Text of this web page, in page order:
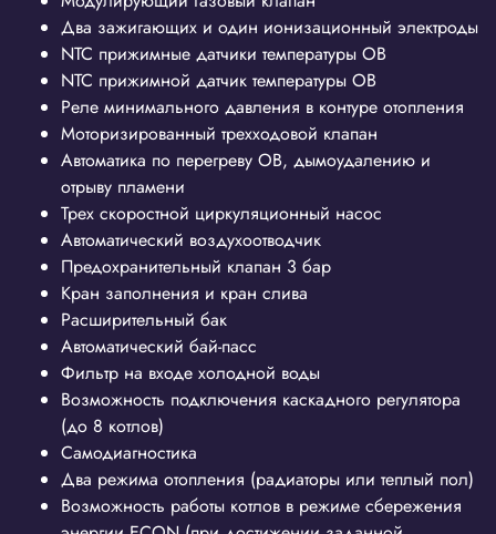
Два зажигающих и один ионизационный электроды
NTC прижимные датчики температуры ОВ
NTC прижимной датчик температуры ОВ
Реле минимального давления в контуре отопления
Моторизированный трехходовой клапан
Автоматика по перегреву ОВ, дымоудалению и
отрыву пламени
Трех скоростной циркуляционный насос
Автоматический воздухоотводчик
Предохранительный клапан 3 бар
Кран заполнения и кран слива
Расширительный бак
Автоматический бай-пасс
Фильтр на входе холодной воды
Возможность подключения каскадного регулятора
(до 8 котлов)
Самодиагностика
Два режима отопления (радиаторы или теплый пол)
Возможность работы котлов в режиме сбережения